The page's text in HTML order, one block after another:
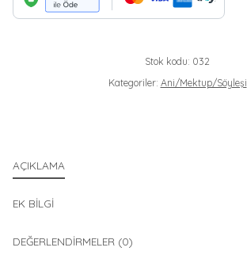
Stok kodu: 032
Kategoriler: Ani/Mektup/Söyleşi
AÇIKLAMA
EK BILGI
DEĞERLENDIRMELER (0)